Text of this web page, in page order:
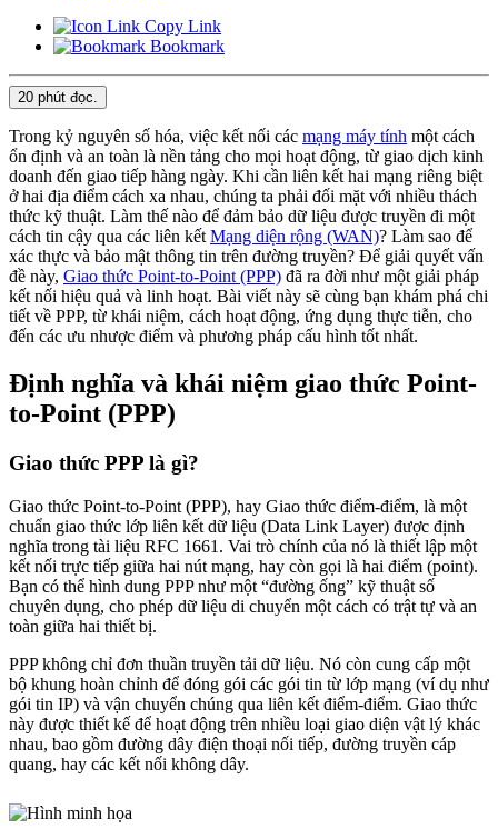
Copy Link
Bookmark
20 phút đọc.
Trong kỷ nguyên số hóa, việc kết nối các mạng máy tính một cách
ổn định và an toàn là nền tảng cho mọi hoạt động, từ giao dịch kinh
doanh đến giao tiếp hàng ngày. Khi cần liên kết hai mạng riêng biệt
ở hai địa điểm cách xa nhau, chúng ta phải đối mặt với nhiều thách
thức kỹ thuật. Làm thế nào để đảm bảo dữ liệu được truyền đi một
cách tin cậy qua các liên kết Mạng diện rộng (WAN)? Làm sao để
xác thực và bảo mật thông tin trên đường truyền? Để giải quyết vấn
đề này, Giao thức Point-to-Point (PPP) đã ra đời như một giải pháp
kết nối hiệu quả và linh hoạt. Bài viết này sẽ cùng bạn khám phá chi
tiết về PPP, từ khái niệm, cách hoạt động, ứng dụng thực tiễn, cho
đến các ưu nhược điểm và phương pháp cấu hình tốt nhất.
Định nghĩa và khái niệm giao thức Point-
to-Point (PPP)
Giao thức PPP là gì?
Giao thức Point-to-Point (PPP), hay Giao thức điểm-điểm, là một
chuẩn giao thức lớp liên kết dữ liệu (Data Link Layer) được định
nghĩa trong tài liệu RFC 1661. Vai trò chính của nó là thiết lập một
kết nối trực tiếp giữa hai nút mạng, hay còn gọi là hai điểm (point).
Bạn có thể hình dung PPP như một “đường ống” kỹ thuật số
chuyên dụng, cho phép dữ liệu di chuyển một cách có trật tự và an
toàn giữa hai thiết bị.
PPP không chỉ đơn thuần truyền tải dữ liệu. Nó còn cung cấp một
bộ khung hoàn chỉnh để đóng gói các gói tin từ lớp mạng (ví dụ như
gói tin IP) và vận chuyển chúng qua liên kết điểm-điểm. Giao thức
này được thiết kế để hoạt động trên nhiều loại giao diện vật lý khác
nhau, bao gồm đường dây điện thoại nối tiếp, đường truyền cáp
quang, hay các kết nối không dây.